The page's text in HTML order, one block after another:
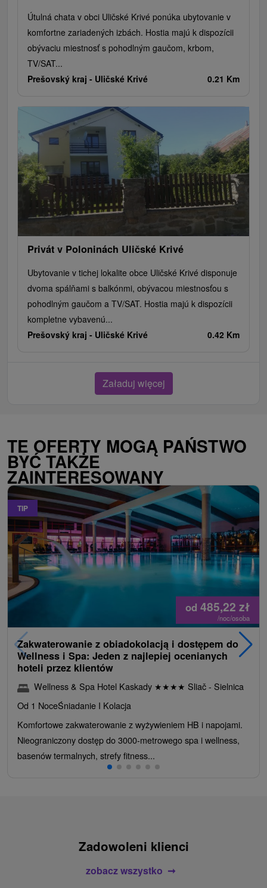
Útulná chata v obci Uličské Krivé ponúka ubytovanie v
komfortne zariadených izbách. Hostia majú k dispozícii
obývaciu miestnosť s pohodlným gaučom, krbom,
TV/SAT...
Prešovský kraj - Uličské Krivé 0.21 Km
Privát v Poloninách Uličské Krivé
Ubytovanie v tichej lokalite obce Uličské Krivé disponuje
dvoma spálňami s balkónmi, obývacou miestnosťou s
pohodlným gaučom a TV/SAT. Hostia majú k dispozícii
kompletne vybavenú...
Prešovský kraj - Uličské Krivé 0.42 Km
Załaduj więcej
TE OFERTY MOGĄ PAŃSTWO
BYĆ TAKŻE
ZAINTERESOWANY
TIP
od 485,22 zł
/noc/osoba
Zakwaterowanie z obiadokolacją i dostępem do
Wellness i Spa: Jeden z najlepiej ocenianych
hoteli przez klientów
Wellness & Spa Hotel Kaskady ★★★★ Sliač - Sielnica
Od 1 NoceŚniadanie I Kolacja
Komfortowe zakwaterowanie z wyżywieniem HB i napojami.
Nieograniczony dostęp do 3000-metrowego spa i wellness,
basenów termalnych, strefy fitness...
Zadowoleni klienci
zobacz wszystko